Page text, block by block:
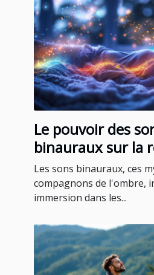
Le pouvoir des
binauraux sur la
le sommeil une
scientifique
Les sons binauraux, ces
compagnons de l'ombre,
immersion dans les...